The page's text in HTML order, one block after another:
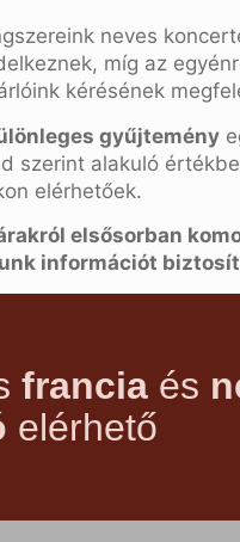
neves
míg az
kérésének
gyűjtemény
szerint alakuló
elérhetőek.
elsősorban
információt
francia és
elérhető